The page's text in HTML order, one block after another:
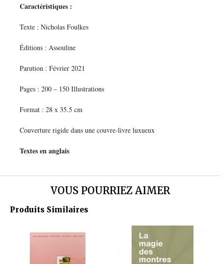
Caractéristiques :
Texte : Nicholas Foulkes
Éditions : Assouline
Parution : Février 2021
Pages : 200 – 150 Illustrations
Format : 28 x 35.5 cm
Couverture rigide dans une couvre-livre luxueux
Textes en anglais
VOUS POURRIEZ AIMER
Produits Similaires